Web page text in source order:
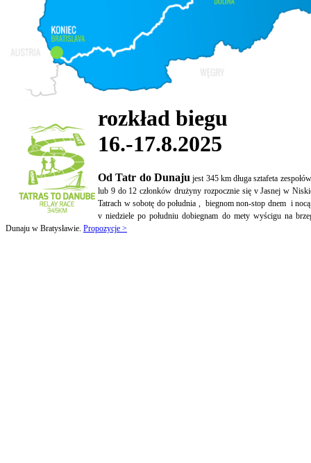
rozkład biegu
16.-17.8.2025
Od Tatr do Dunajujest 345 km długa sztafeta
lub 9 do 12 członków drużyny rozpocznie się v Jasnej w
Tatrach w sobotę do południa , biegnom non-stop dnem i
v niedziele po południu dobiegnam do mety wyścigu na
Dunaju w Bratysławie. Propozycje >